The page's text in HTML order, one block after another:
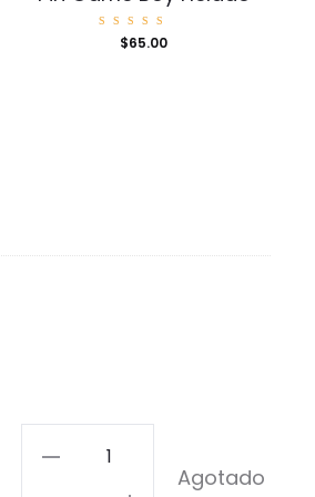
Valorad
o con
$65.00
Pin
Agotado